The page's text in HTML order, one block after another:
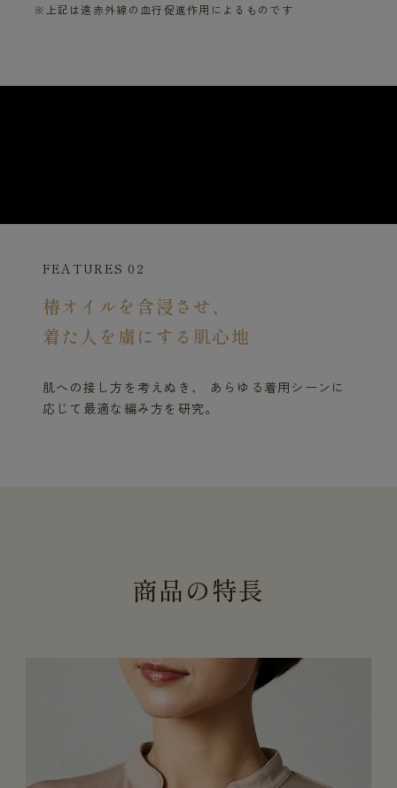
※上記は遠赤外線の血行促進作用によるものです
FEATURES 02
椿オイルを含浸させ、
着た人を虜にする肌心地
肌への接し方を考えぬき、 あらゆる着用シーンに
応じて最適な編み方を研究。
商品の特長